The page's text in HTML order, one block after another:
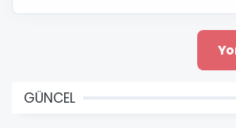
GÜNCEL